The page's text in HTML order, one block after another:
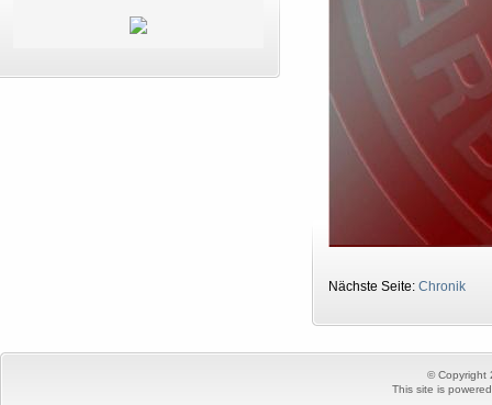
Nächste Seite:Chronik
© Copyright
This site is